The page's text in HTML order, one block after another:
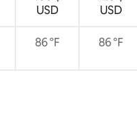
USD
USD
86 °F 86 °F